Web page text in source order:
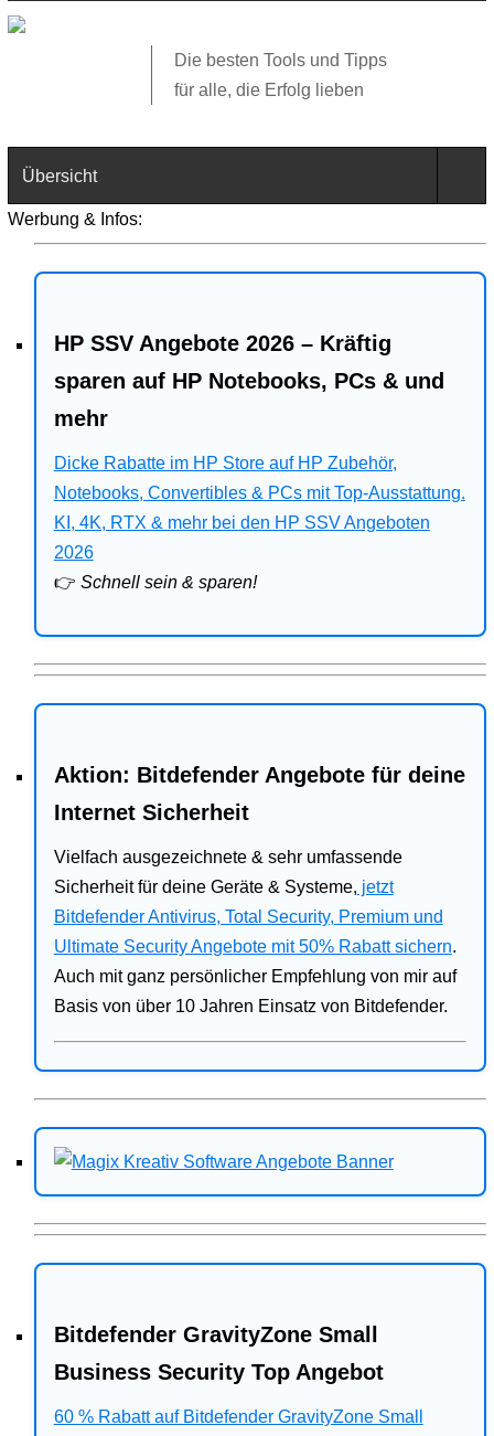
Die besten Tools und Tipps
für alle, die Erfolg lieben
Übersicht
Technik
Web
Business
Angebote
Bitdefender
Ratgeber
Werbung & Infos:
HP SSV Angebote 2026 – Kräftig
sparen auf HP Notebooks, PCs & und
mehr
Dicke Rabatte im HP Store auf HP Zubehör,
Notebooks, Convertibles & PCs mit Top-Ausstattung.
KI, 4K, RTX & mehr bei den HP SSV Angeboten
2026
👉 Schnell sein & sparen!
Aktion: Bitdefender Angebote für deine
Internet Sicherheit
Vielfach ausgezeichnete & sehr umfassende
Sicherheit für deine Geräte & Systeme, jetzt
Bitdefender Antivirus, Total Security, Premium und
Ultimate Security Angebote mit 50% Rabatt sichern.
Auch mit ganz persönlicher Empfehlung von mir auf
Basis von über 10 Jahren Einsatz von Bitdefender.
Bitdefender GravityZone Small
Business Security Top Angebot
60 % Rabatt auf Bitdefender GravityZone Small